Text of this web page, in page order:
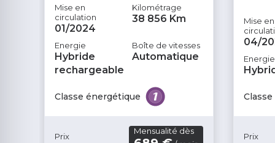
Radar de stationnement AR
Reconnaissance panneaux de signalisation
Rétroviseur intérieur électrochrome
Rétroviseurs rabattables automatique
Mise en
circulation
01/2024
Kilométrage
38 856 Km
Energie
Hybride
rechargeable
Boîte de vitesses
Automatique
Classe énergétique
Prix
Mensualité dès
Mise en
04/
Energie
Prix